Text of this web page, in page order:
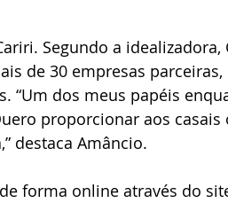
Segundo a idealizadora,
de 30 empresas
“Um dos meus papéis
proporcionar aos casais
destaca Amâncio.
forma online através do